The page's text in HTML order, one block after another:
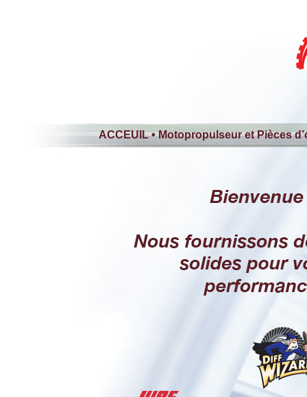
ACCEUIL•Motopropulseur et Pièces